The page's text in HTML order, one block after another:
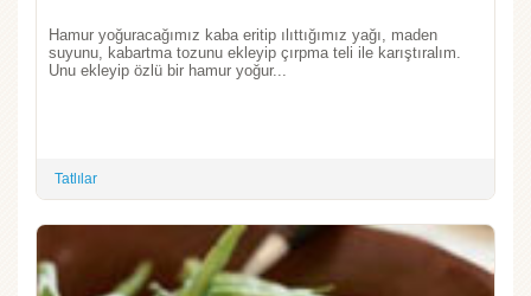
Hamur yoğuracağımız kaba eritip ılıttığımız yağı, maden
suyunu, kabartma tozunu ekleyip çırpma teli ile karıştıralım.
Unu ekleyip özlü bir hamur yoğur...
Tatlılar